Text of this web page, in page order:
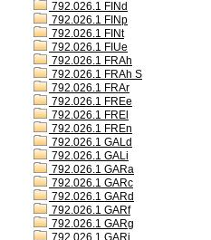
792.026.1 FINd
792.026.1 FINp
792.026.1 FINt
792.026.1 FIUe
792.026.1 FRAh
792.026.1 FRAh S
792.026.1 FRAr
792.026.1 FREe
792.026.1 FREl
792.026.1 FREn
792.026.1 GALd
792.026.1 GALi
792.026.1 GARa
792.026.1 GARc
792.026.1 GARd
792.026.1 GARf
792.026.1 GARg
792.026.1 GARi